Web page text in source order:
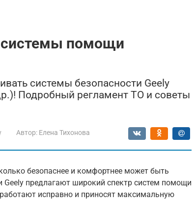
системы помощи
системы безопасности Geely
Подробный регламент ТО и советы
Автор: Елена Тихонова
безопаснее и комфортнее может быть
предлагают широкий спектр систем помощи
исправно и приносят максимальную